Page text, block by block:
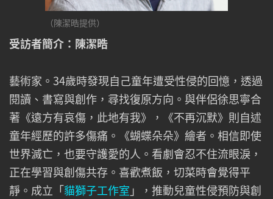
（陳潔晧提供）
受訪者簡介：陳潔晧
藝術家。34歲時發現自己童年遭受性侵的回憶，透過
閱讀、書寫與創作，尋找復原方向。與伴侶徐思寧合
著《遠方有哀傷，此地有我》，《不再沉默》則自述
童年經歷的許多傷痛。《蝴蝶朵朵》繪者。相信即使
世界滅亡，也要守護愛的人。看劇會忍不住流眼淚，
正在學習與創傷共存。喜歡煮飯，切菜時會覺得平
靜。成立「貓獅子工作室 」，推動兒童性侵預防與創